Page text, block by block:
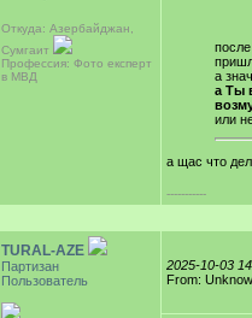
Откуда: Азербайджан,
Сумгаит
Профессия: Фото експерт
в МВД
а
а Ты
или
а щас что
-----------
TURAL-AZE
Партизан
Пользователь
2025-10-03
From: